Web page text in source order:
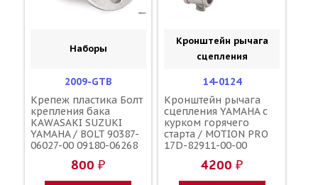
Наборы
2009-GTB
Крепеж пластика Болт
крепления бака
KAWASAKI SUZUKI
YAMAHA / BOLT 90387-
06027-00 09180-06268
800 ₽
Кронштейн рычага
сцепления
14-0124
Кронштейн рычага
сцепления YAMAHA с
курком горячего
старта / MOTION PRO
17D-82911-00-00
4200 ₽